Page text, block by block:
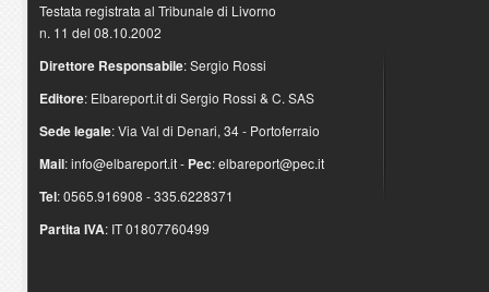
Testata registrata al Tribunale di Livorno
n. 11 del 08.10.2002
Direttore Responsabile: Sergio Rossi
Editore: Elbareport.it di Sergio Rossi & C. SAS
Sede legale: Via Val di Denari, 34 - Portoferraio
Mail:info@elbareport.it- Pec:elbareport@pec.it
Tel: 0565.916908 - 335.6228371
Partita IVA: IT 01807760499